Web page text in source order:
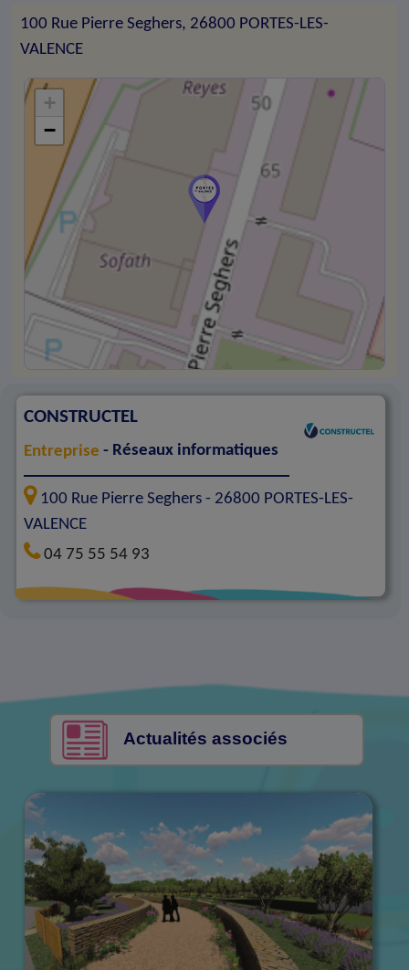
100 Rue Pierre Seghers, 26800 PORTES-LES-
VALENCE
+
−
CONSTRUCTEL
Entreprise - Réseaux informatiques
100 Rue Pierre Seghers - 26800 PORTES-LES-
VALENCE
04 75 55 54 93
Actualités associés